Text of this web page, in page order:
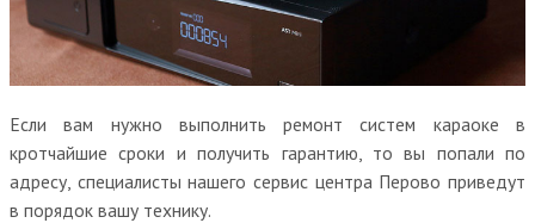
Если вам нужно выполнить ремонт систем караоке в
кротчайшие сроки и получить гарантию, то вы попали по
адресу, специалисты нашего сервис центра Перово приведут
в порядок вашу технику.